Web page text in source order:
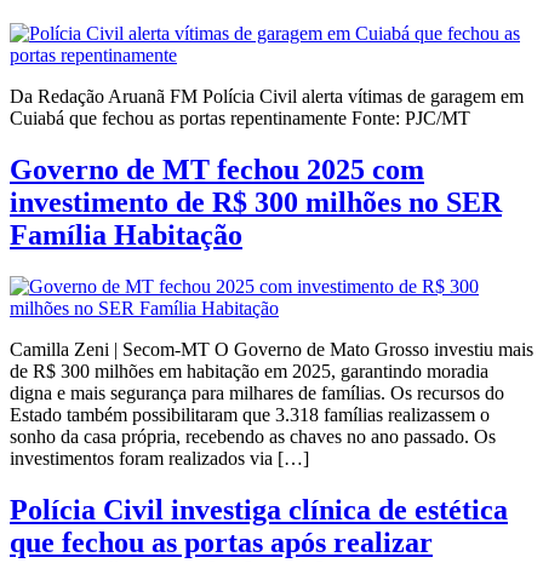
Da Redação Aruanã FM Polícia Civil alerta vítimas de garagem em
Cuiabá que fechou as portas repentinamente Fonte: PJC/MT
Governo de MT fechou 2025 com
investimento de R$ 300 milhões no SER
Família Habitação
Camilla Zeni | Secom-MT O Governo de Mato Grosso investiu mais
de R$ 300 milhões em habitação em 2025, garantindo moradia
digna e mais segurança para milhares de famílias. Os recursos do
Estado também possibilitaram que 3.318 famílias realizassem o
sonho da casa própria, recebendo as chaves no ano passado. Os
investimentos foram realizados via […]
Polícia Civil investiga clínica de estética
que fechou as portas após realizar